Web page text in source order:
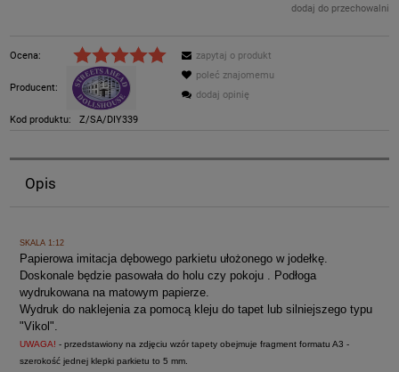
dodaj do przechowalni
Ocena:
Producent:
Kod produktu: Z/SA/DIY339
zapytaj o produkt
poleć znajomemu
dodaj opinię
Opis
SKALA 1:12
Papierowa imitacja dębowego parkietu ułożonego w jodełkę.
Doskonale będzie pasowała do holu czy pokoju . Podłoga
wydrukowana na matowym papierze.
Wydruk do naklejenia za pomocą kleju do tapet lub silniejszego typu
"Vikol".
UWAGA! - przedstawiony na zdjęciu wzór tapety obejmuje fragment formatu A3 -
szerokość jednej klepki parkietu to 5 mm.